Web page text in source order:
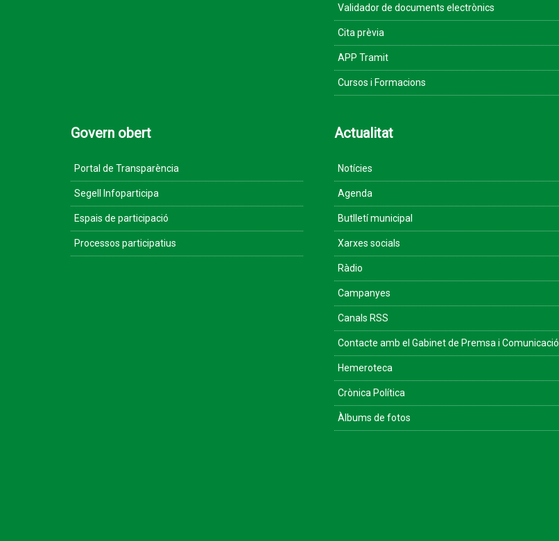
Validador de documents electrònics
Cita prèvia
APP Tramit
Cursos i Formacions
Govern obert
Portal de Transparència
Segell Infoparticipa
Espais de participació
Processos participatius
Actualitat
Notícies
Agenda
Butlletí municipal
Xarxes socials
Ràdio
Campanyes
Canals RSS
Contacte amb el Gabinet de Premsa i Comunicació
Hemeroteca
Crònica Política
Àlbums de fotos